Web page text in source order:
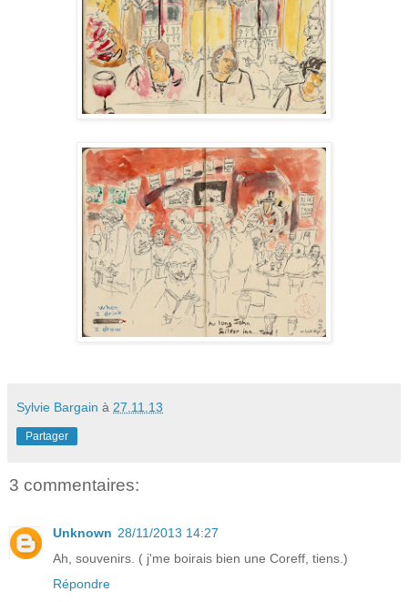
Sylvie Bargain à 27.11.13
Partager
3 commentaires:
Unknown 28/11/2013 14:27
Ah, souvenirs. ( j'me boirais bien une Coreff, tiens.)
Répondre